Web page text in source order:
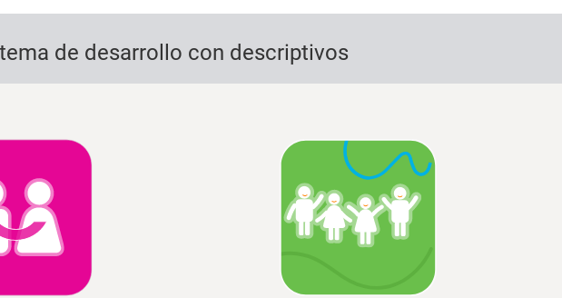
de desarrollo con descriptivos